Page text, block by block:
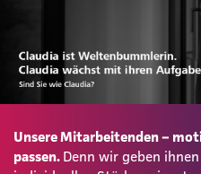
Unsere Mitarbeitenden –
passen. Denn wir geben